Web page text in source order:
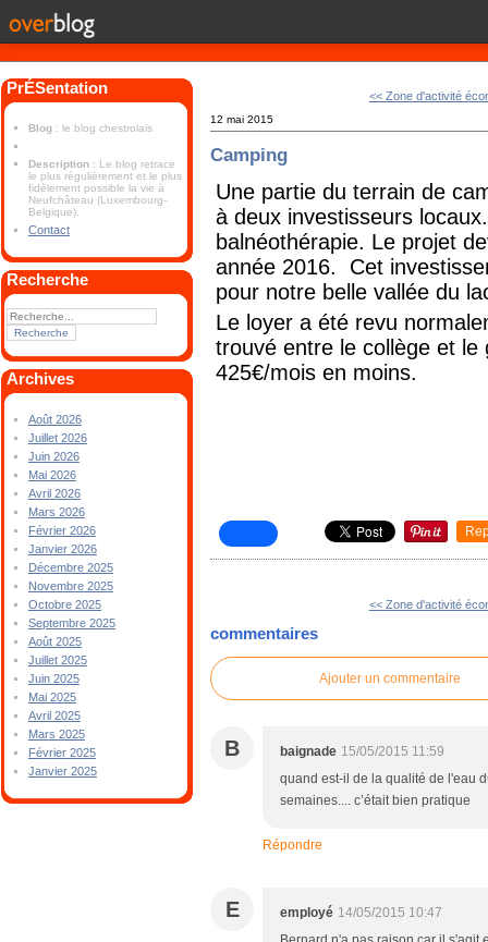
PrÉSentation
Blog : le blog chestrolais
Description : Le blog retrace
le plus régulièrement et le plus
fidèlement possible la vie à
Neufchâteau (Luxembourg-
Belgique).
Contact
Recherche
Archives
Août 2026
Juillet 2026
Juin 2026
Mai 2026
Avril 2026
Mars 2026
Février 2026
Janvier 2026
Décembre 2025
Novembre 2025
Octobre 2025
Septembre 2025
Août 2025
Juillet 2025
Juin 2025
Mai 2025
Avril 2025
Mars 2025
Février 2025
Janvier 2025
<< Zone d'activité
12 mai 2015
Camping
Une partie du terrain de
à deux investisseurs
balnéothérapie. Le projet
année 2016. Cet
pour notre belle vallée du
Le loyer a été revu
trouvé entre le collège et
425€/mois en moins.
<< Zone d'activité
commentaires
Ajouter un commentaire
B baignade 15/05/2015 11:59
quand est-il de la qualité de l'eau
semaines.... c’était bien pratique
Répondre
E employé 14/05/2015 10:47